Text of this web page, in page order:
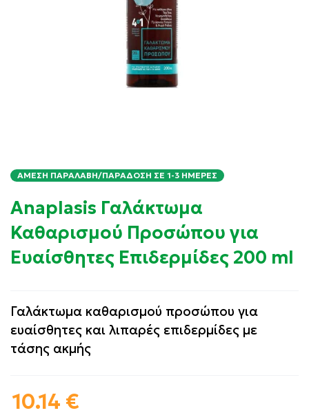
ΆΜΕΣΗ ΠΑΡΑΛΑΒΉ/ΠΑΡΆΔΟΣΗ ΣΕ 1-3 ΗΜΈΡΕΣ
Anaplasis Γαλάκτωμα
Καθαρισμού Προσώπου για
Ευαίσθητες Επιδερμίδες 200 ml
Γαλάκτωμα καθαρισμού προσώπου για
ευαίσθητες και λιπαρές επιδερμίδες με
τάσης ακμής
10.14 €